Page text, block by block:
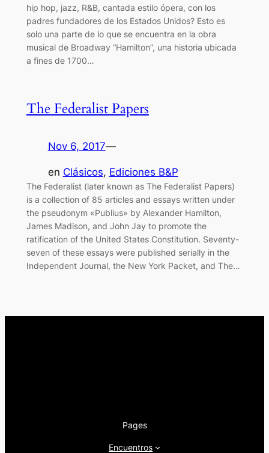
hip hop, jazz, R&B, cantada estilo ópera, con los
padres fundadores de los Estados Unidos? Esto es
solo una parte de lo que se encuentra en la obra
musical de Broadway “Hamilton”, una historia ubicada
a fines de 1700…
The Federalist Papers
Nov 6, 2017—
en Clásicos, Ediciones B&P
The Federalist (later known as The Federalist Papers)
is a collection of 85 articles and essays written under
the pseudonym «Publius» by Alexander Hamilton,
James Madison, and John Jay to promote the
ratification of the United States Constitution. Seventy-
seven of these essays were published serially in the
Independent Journal, the New York Packet, and The…
Pages
Encuentros